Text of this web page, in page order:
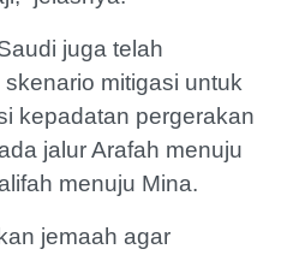
juga telah
mitigasi untuk
kepadatan pergerakan
jalur Arafah menuju
menuju Mina.
jemaah agar